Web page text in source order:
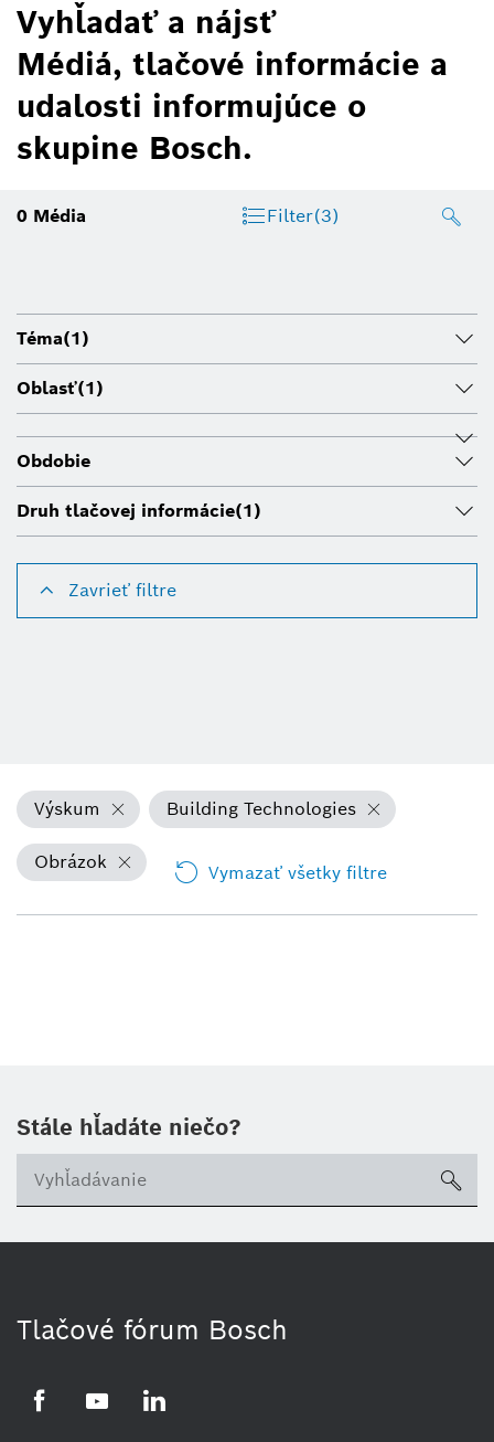
Vyhľadať a nájsť
Médiá, tlačové informácie a
udalosti informujúce o
skupine Bosch.
0 Média Filter(3)
Téma(1)
Oblasť(1)
Obdobie
Druh tlačovej informácie(1)
Zavrieť filtre
Výskum Building Technologies
Obrázok Vymazať všetky filtre
Stále hľadáte niečo?
Tlačové fórum Bosch